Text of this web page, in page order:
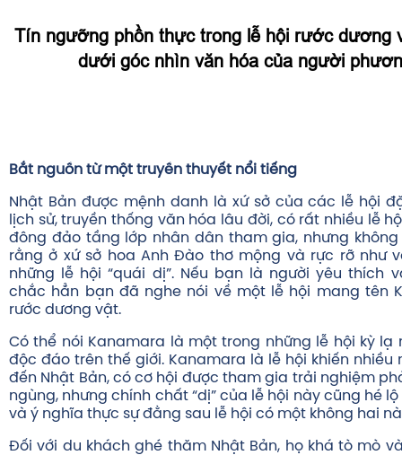
Tín ngưỡng phồn thực trong lễ hội rước dương
dưới góc nhìn văn hóa của người
Bắt nguồn từ một truyền thuyết nổi tiếng
Nhật Bản được mệnh danh là xứ sở của các lễ hội
lịch sử, truyền thống văn hóa lâu đời, có rất nhiều lễ
đông đảo tầng lớp nhân dân tham gia, nhưng
rằng ở xứ sở hoa Anh Đào thơ mộng và rực rỡ như
những lễ hội “quái dị”. Nếu bạn là người yêu thích
chắc hẳn bạn đã nghe nói về một lễ hội mang tên
rước dương vật.
Có thể nói Kanamara là một trong những lễ hội kỳ lạ
độc đáo trên thế giới. Kanamara là lễ hội khiến nhiều
đến Nhật Bản, có cơ hội được tham gia trải nghiệm
ngùng, nhưng chính chất “dị” của lễ hội này cũng hé
và ý nghĩa thực sự đằng sau lễ hội có một không hai
Đối với du khách ghé thăm Nhật Bản, họ khá tò mò